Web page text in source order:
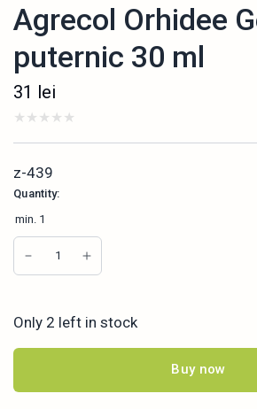
Agrecol Orhidee
puternic 30 ml
31 lei
z-439
Quantity:
min. 1
Only 2 left in stock
Buy now